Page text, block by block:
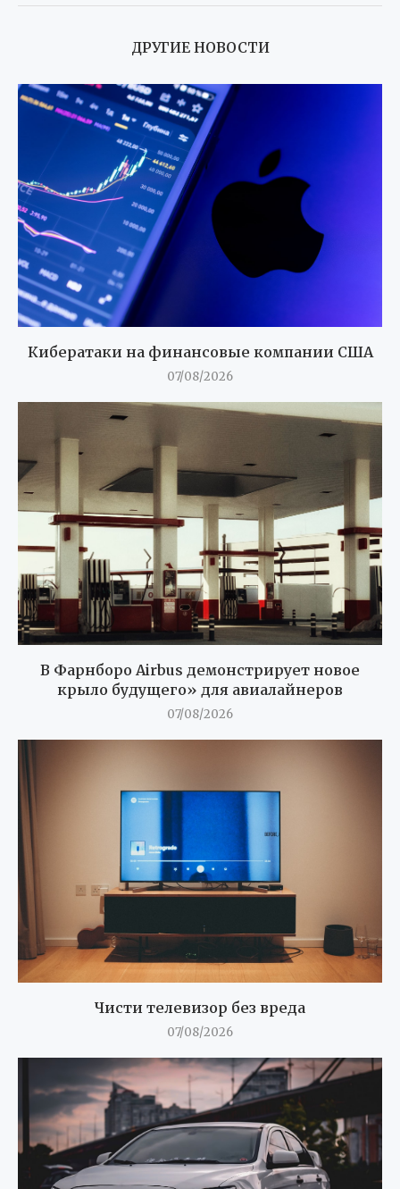
ДРУГИЕ НОВОСТИ
Кибератаки на финансовые компании США
07/08/2026
В Фарнборо Airbus демонстрирует новое
крыло будущего» для авиалайнеров
07/08/2026
Чисти телевизор без вреда
07/08/2026